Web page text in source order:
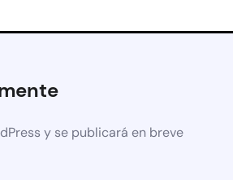
y se publicará en breve